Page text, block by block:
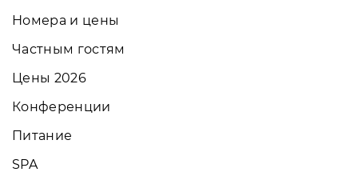
Номера и цены
Частным гостям
Цены 2026
Конференции
Питание
SPA